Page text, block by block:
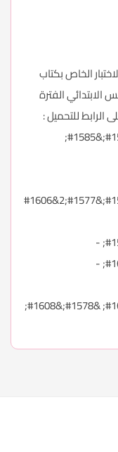
الخاص بكتاب
الابتدائي الفترة
&#1575;&#1582;&#1578;&#1576;&#1575;&#1585;
&#1575;&#1604;&#1601;&#1578;&#1585;&#1577;2&#1606
&#1575;&#1580;&#1575;&#1576;&#1577; -
&#1578;&#1581;&#1605;&#1610;&#1604; -
&#1578;&#1581;&#1605;&#1610;&#1604; &#1578;&#1608;